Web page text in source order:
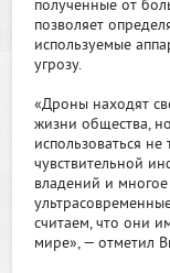
полученные от
позволяет
используемые
угрозу.
«Дроны находят
жизни общества,
использоваться
чувствительной
владений и
считаем, что они
мире», — отметил